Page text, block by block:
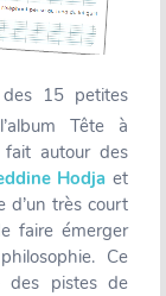
15 petites
Tête à
autour des
Hodja et
d’un très court
faire émerger
Ce
des pistes de